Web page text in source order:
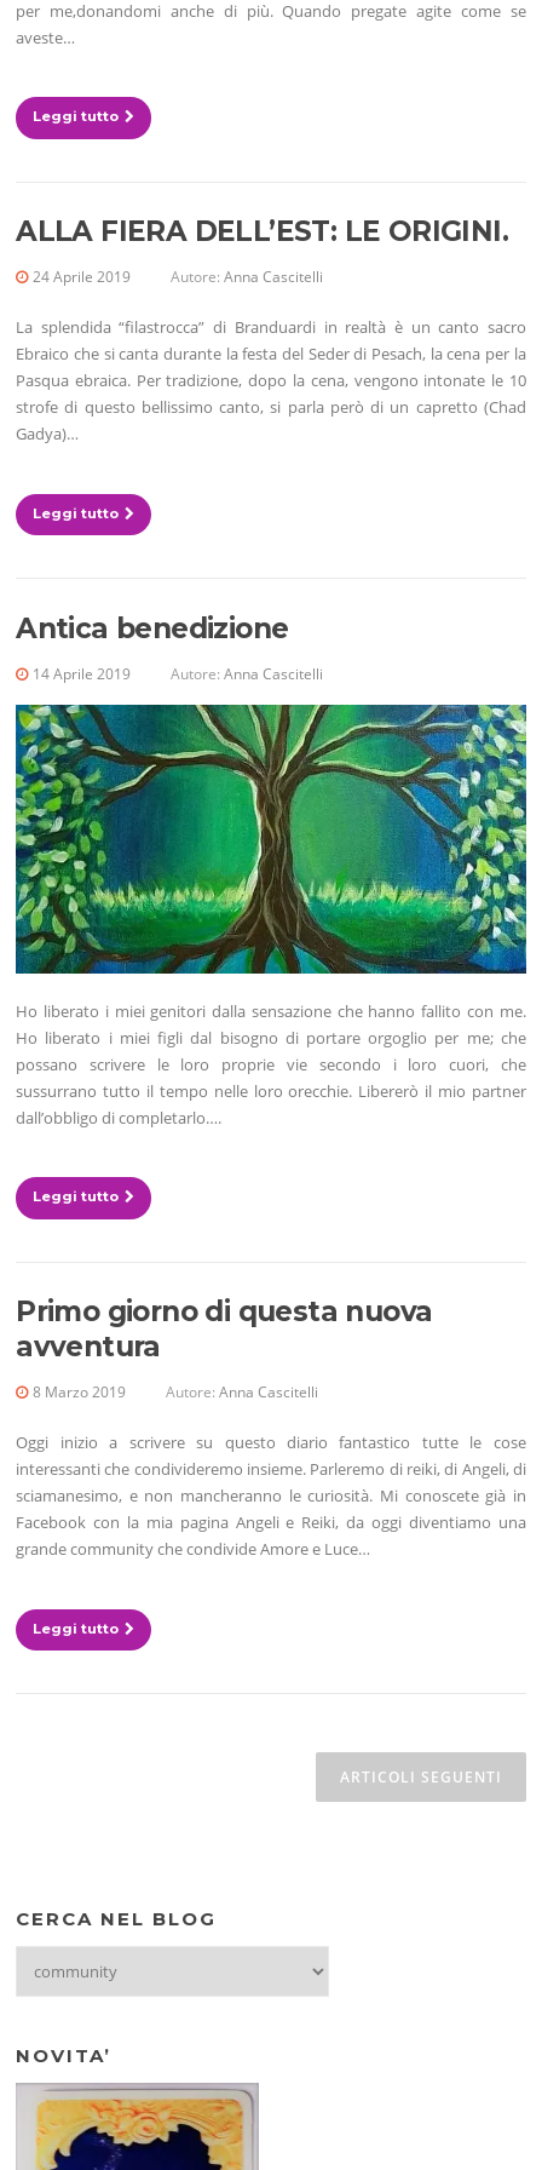
per me,donandomi anche di più. Quando pregate agite come se
aveste…
Leggi tutto
ALLA FIERA DELL’EST: LE ORIGINI.
24 Aprile 2019 Autore:Anna Cascitelli
La splendida “filastrocca” di Branduardi in realtà è un canto sacro
Ebraico che si canta durante la festa del Seder di Pesach, la cena per la
Pasqua ebraica. Per tradizione, dopo la cena, vengono intonate le 10
strofe di questo bellissimo canto, si parla però di un capretto (Chad
Gadya)…
Leggi tutto
Antica benedizione
14 Aprile 2019 Autore:Anna Cascitelli
Ho liberato i miei genitori dalla sensazione che hanno fallito con me.
Ho liberato i miei figli dal bisogno di portare orgoglio per me; che
possano scrivere le loro proprie vie secondo i loro cuori, che
sussurrano tutto il tempo nelle loro orecchie. Libererò il mio partner
dall’obbligo di completarlo….
Leggi tutto
Primo giorno di questa nuova
avventura
8 Marzo 2019 Autore:Anna Cascitelli
Oggi inizio a scrivere su questo diario fantastico tutte le cose
interessanti che condivideremo insieme. Parleremo di reiki, di Angeli, di
sciamanesimo, e non mancheranno le curiosità. Mi conoscete già in
Facebook con la mia pagina Angeli e Reiki, da oggi diventiamo una
grande community che condivide Amore e Luce…
Leggi tutto
ARTICOLI SEGUENTI
CERCA NEL BLOG
NEL
NOVITA’